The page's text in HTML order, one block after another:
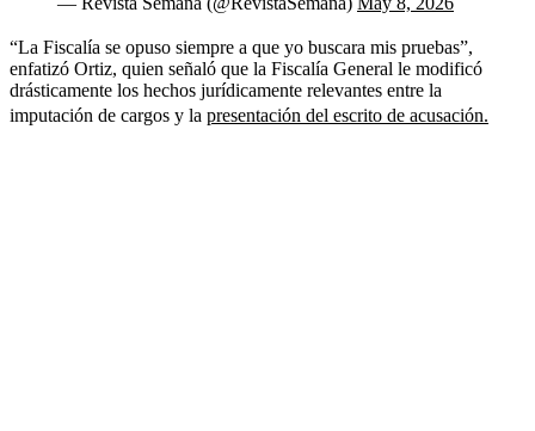
“La Fiscalía se opuso siempre a que yo buscara mis pruebas”,
enfatizó Ortiz, quien señaló que la Fiscalía General le modificó
drásticamente los hechos jurídicamente relevantes entre la
imputación de cargos y la presentación del escrito de acusación.